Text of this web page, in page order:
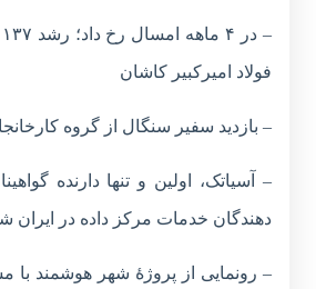
فولاد امیرکبیر کاشان
– بازدید سفیر سنگال از گروه
– آسیاتک، اولین و تنها دارنده
دهندگان خدمات مرکز داده در ایران
– رونمایی از پروژۀ شهر هوشمند با